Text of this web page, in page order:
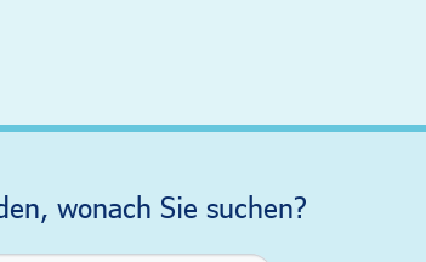
wonach Sie suchen?